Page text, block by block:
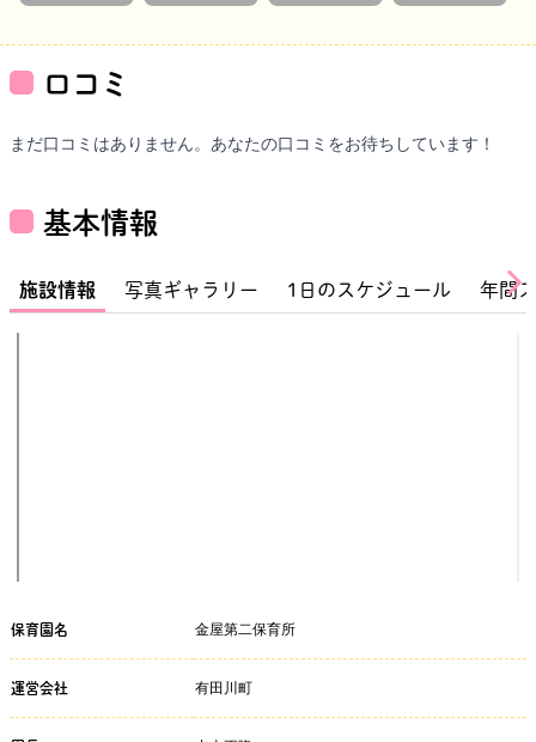
口コミ
まだ口コミはありません。あなたの口コミをお待ちしています！
基本情報
施設情報 写真ギャラリー 1日のスケジュール 年間
保育園名 金屋第二保育所
運営会社 有田川町